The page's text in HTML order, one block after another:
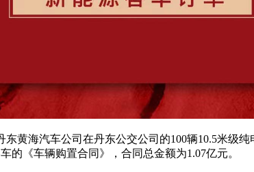
黄海汽车公司在丹东公交公司的100辆10.5米级
的《车辆购置合同》，合同总金额为1.07亿元。